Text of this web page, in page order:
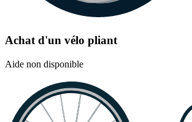
Achat d'un vélo pliant
Aide non disponible